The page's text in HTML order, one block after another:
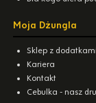
Moja Dżungla
Sklep z dodatkami
Kariera
Kontakt
Cebulka - nasz